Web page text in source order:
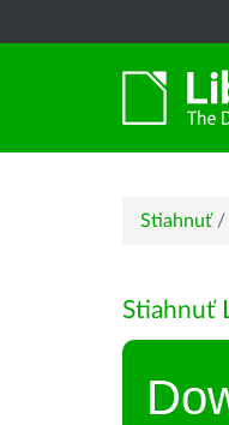
Stiahnuť /
Stiahnuť